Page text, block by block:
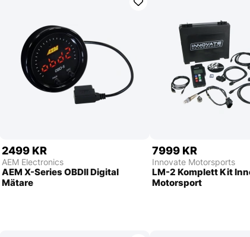
2499 KR
AEM Electronics
AEM X-Series OBDII Digital
Mätare
7999 KR
Innovate Motorsports
LM-2 Komplett Kit
Motorsport